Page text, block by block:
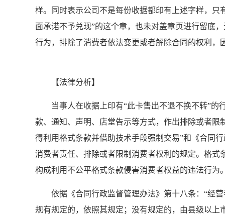
样。同时表示公司不是每份收据都印有上述字样，
面承诺不予兑现”的这个章，也未对盖章页进行留底
行为，排除了消费者依法变更或者解除合同的权利
【法律分析】
当事人在收据上印有“此卡售出不退不换不转”的
款、通知、声明、店堂告示等方式，作出排除或者
得利用格式条款并借助技术手段强制交易”和《合同
消费者责任、排除或者限制消费者权利的规定。格
构成利用不公平格式条款侵害消费者权益的违法行为
依据《合同行政监督管理办法》第十八条：“经营
规有规定的，依照其规定；没有规定的，由县级以